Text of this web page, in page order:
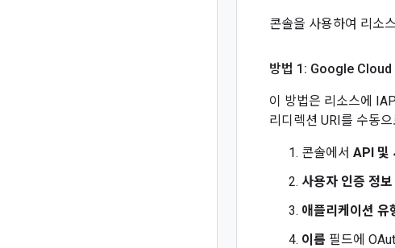
콘솔을 사용하여 리소
방법 1: Google Cloud
이 방법은 리소스에
리디렉션 URI를 수동
콘솔에서 API 및
사용자 인증 정보
애플리케이션 유
이름 필드에